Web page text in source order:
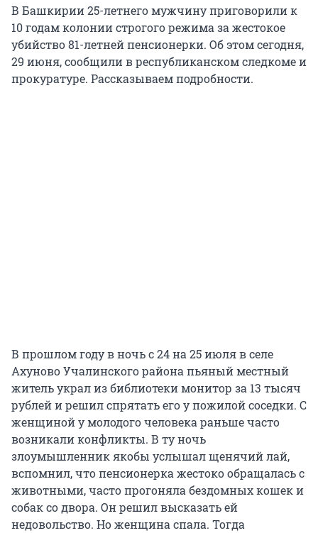
В Башкирии 25-летнего мужчину приговорили к
10 годам колонии строгого режима за жестокое
убийство 81-летней пенсионерки. Об этом сегодня,
29 июня, сообщили в республиканском следкоме и
прокуратуре. Рассказываем подробности.
В прошлом году в ночь с 24 на 25 июля в селе
Ахуново Учалинского района пьяный местный
житель украл из библиотеки монитор за 13 тысяч
рублей и решил спрятать его у пожилой соседки. С
женщиной у молодого человека раньше часто
возникали конфликты. В ту ночь
злоумышленник якобы услышал щенячий лай,
вспомнил, что пенсионерка жестоко обращалась с
животными, часто прогоняла бездомных кошек и
собак со двора. Он решил высказать ей
недовольство. Но женщина спала. Тогда